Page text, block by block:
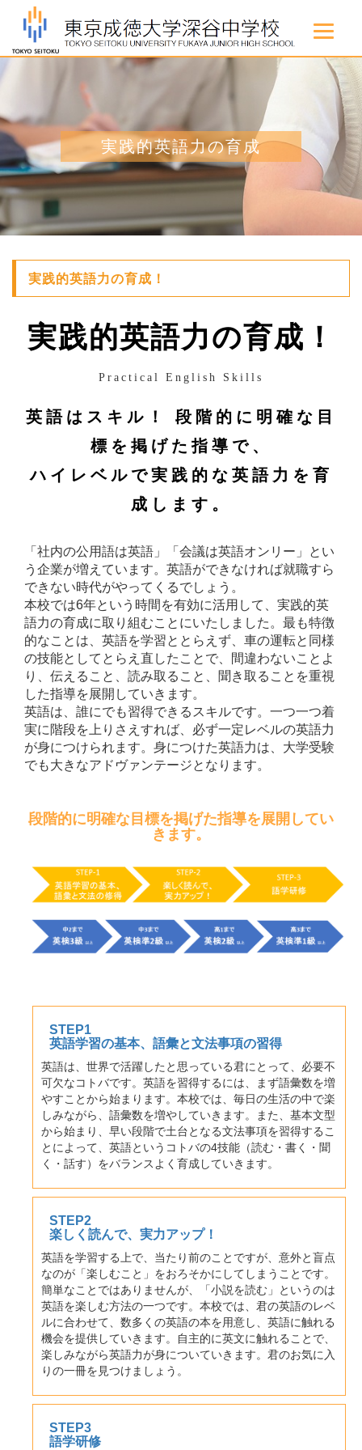
実践的英語力の育成
実践的英語力の育成！
実践的英語力の育成！
Practical English Skills
英語はスキル！ 段階的に明確な目
標を掲げた指導で、
ハイレベルで実践的な英語力を育
成します。
「社内の公用語は英語」「会議は英語オンリー」とい
う企業が増えています。英語ができなければ就職すら
できない時代がやってくるでしょう。
本校では6年という時間を有効に活用して、実践的英
語力の育成に取り組むことにいたしました。最も特徴
的なことは、英語を学習ととらえず、車の運転と同様
の技能としてとらえ直したことで、間違わないことよ
り、伝えること、読み取ること、聞き取ることを重視
した指導を展開していきます。
英語は、誰にでも習得できるスキルです。一つ一つ着
実に階段を上りさえすれば、必ず一定レベルの英語力
が身につけられます。身につけた英語力は、大学受験
でも大きなアドヴァンテージとなります。
段階的に明確な目標を掲げた指導を展開してい
きます。
STEP1
英語学習の基本、語彙と文法事項の習得
英語は、世界で活躍したと思っている君にとって、必要不
可欠なコトバです。英語を習得するには、まず語彙数を増
やすことから始まります。本校では、毎日の生活の中で楽
しみながら、語彙数を増やしていきます。また、基本文型
から始まり、早い段階で土台となる文法事項を習得するこ
とによって、英語というコトバの4技能（読む・書く・聞
く・話す）をバランスよく育成していきます。
STEP2
楽しく読んで、実力アップ！
英語を学習する上で、当たり前のことですが、意外と盲点
なのが「楽しむこと」をおろそかにしてしまうことです。
簡単なことではありませんが、「小説を読む」というのは
英語を楽しむ方法の一つです。本校では、君の英語のレベ
ルに合わせて、数多くの英語の本を用意し、英語に触れる
機会を提供していきます。自主的に英文に触れることで、
楽しみながら英語力が身についていきます。君のお気に入
りの一冊を見つけましょう。
STEP3
語学研修